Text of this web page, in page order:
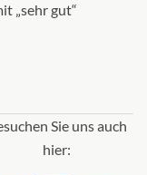
„sehr gut“
Sie uns auch
hier: